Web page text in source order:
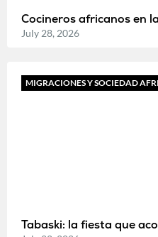
Cocineros africanos en
July 28, 2026
MIGRACIONES Y SOCIEDAD
Tabaski: la fiesta que